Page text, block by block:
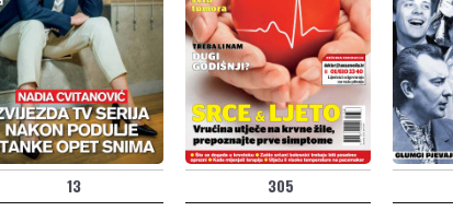
13 305